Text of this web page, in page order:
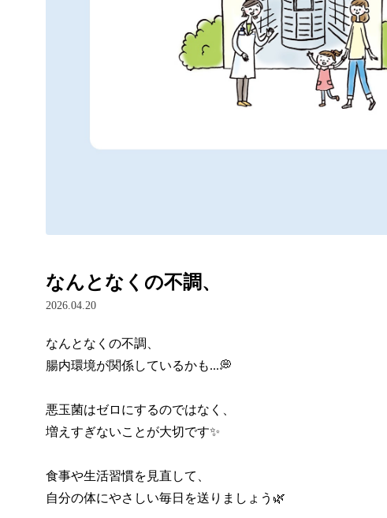
なんとなくの不調、
2026.04.20
なんとなくの不調、
腸内環境が関係しているかも...💭
悪玉菌はゼロにするのではなく、
増えすぎないことが大切です✨
食事や生活習慣を見直して、
自分の体にやさしい毎日を送りましょう🌿